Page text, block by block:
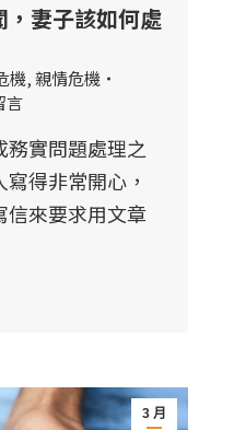
，妻子該如何處
機,親情危機
言
務實問題處理之
得非常開心，
信來要求用文章
3 月